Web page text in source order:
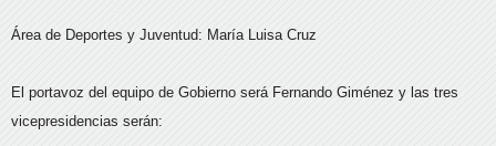
Área de Deportes y Juventud: María Luisa Cruz
El portavoz del equipo de Gobierno será Fernando Giménez y las tres
vicepresidencias serán: